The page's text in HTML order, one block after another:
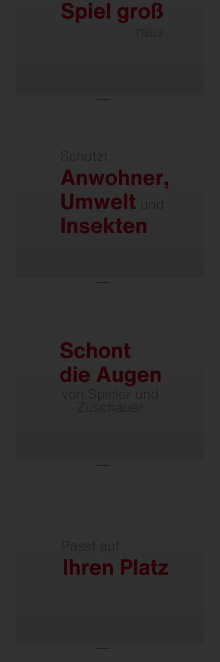
Planflächenstrahler mit hervorragender
asymmetrischer Licht­verteilung und
innenliegender Back-Light-Control-Blende.
Keine Lichtverschmutzung – nur dort Licht,
wo es gebraucht wird.
Planflächenstrahler mit hervorragender
asymmetrischer Licht­verteilung und
innenliegender Back-Light-Control-Blende.
Dank optimierter Lichtlenkung ohne
störende Blendung.
Minimale Aufneigung des Lichtkopfes.
können in der Regel weiterverwendet
werden.
Geringe Windangriffsfläche durch